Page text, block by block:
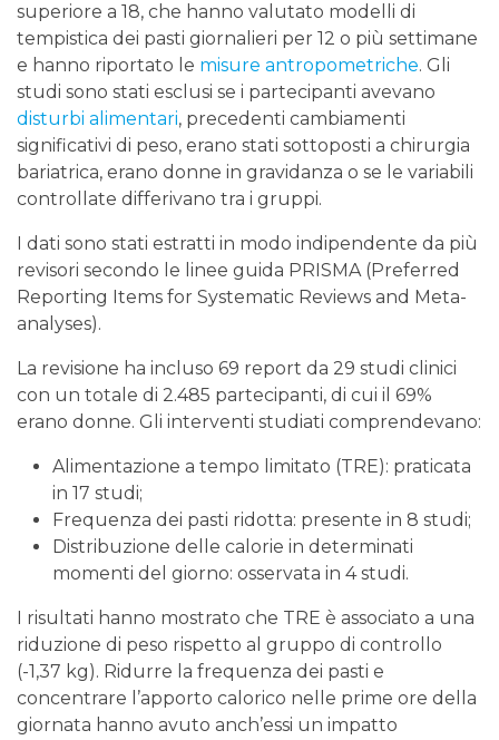
superiore a 18, che hanno valutato modelli di
tempistica dei pasti giornalieri per 12 o più settimane
e hanno riportato le misure antropometriche. Gli
studi sono stati esclusi se i partecipanti avevano
disturbi alimentari, precedenti cambiamenti
significativi di peso, erano stati sottoposti a chirurgia
bariatrica, erano donne in gravidanza o se le variabili
controllate differivano tra i gruppi.
I dati sono stati estratti in modo indipendente da più
revisori secondo le linee guida PRISMA (Preferred
Reporting Items for Systematic Reviews and Meta-
analyses).
La revisione ha incluso 69 report da 29 studi clinici
con un totale di 2.485 partecipanti, di cui il 69%
erano donne. Gli interventi studiati comprendevano:
Alimentazione a tempo limitato (TRE): praticata
in 17 studi;
Frequenza dei pasti ridotta: presente in 8 studi;
Distribuzione delle calorie in determinati
momenti del giorno: osservata in 4 studi.
I risultati hanno mostrato che TRE è associato a una
riduzione di peso rispetto al gruppo di controllo
(-1,37 kg). Ridurre la frequenza dei pasti e
concentrare l’apporto calorico nelle prime ore della
giornata hanno avuto anch’essi un impatto